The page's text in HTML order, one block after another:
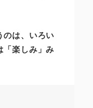
のは、いろい
「楽しみ」み